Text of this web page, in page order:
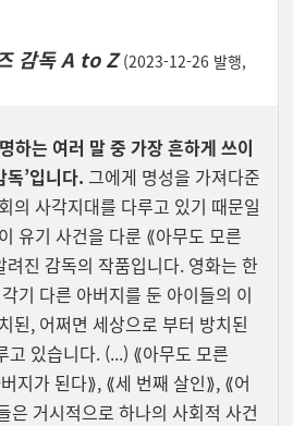
감독 A to Z(2023-12-26 발행,
하는 여러 말 중 가장 흔하게 쓰이
독’입니다. 그에게 명성을 가져다준
의 사각지대를 다루고 있기 때문일
유기 사건을 다룬 ⟪아무도 모른
진 감독의 작품입니다. 영화는 한
기 다른 아버지를 둔 아이들의 이
된, 어쩌면 세상으로 부터 방치된
고 있습니다. (...) ⟪아무도 모른
지가 된다⟫, ⟪세 번째 살인⟫, ⟪어
은 거시적으로 하나의 사회적 사건